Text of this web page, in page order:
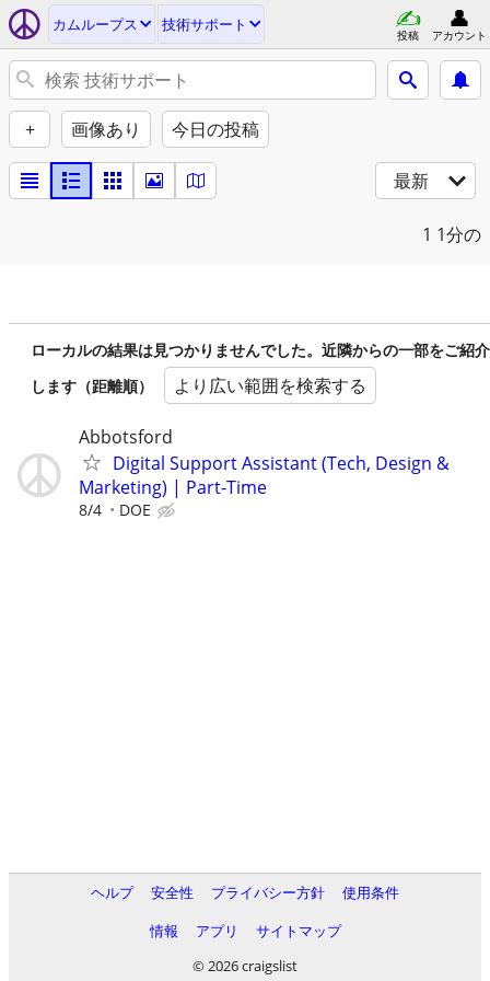
カムループス 技術サポート
投稿 アカウント
+ 画像あり 今日の投稿
最新
1 1分の
ローカルの結果は見つかりませんでした。近隣からの一部をご紹介
します（距離順）
より広い範囲を検索する
Abbotsford
Digital Support Assistant (Tech, Design &
Marketing) | Part-Time
8/4 DOE
ヘルプ 安全性 プライバシー方針
使用条件
情報
アプリ
サイトマップ
© 2026 craigslist